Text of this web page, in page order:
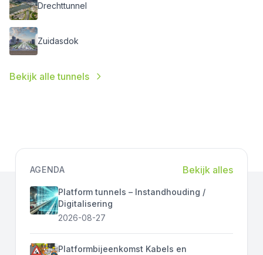
Drechttunnel
Zuidasdok
Bekijk alle tunnels
AGENDA Bekijk alles
Platform tunnels – Instandhouding /
Digitalisering
2026-08-27
Platformbijeenkomst Kabels en